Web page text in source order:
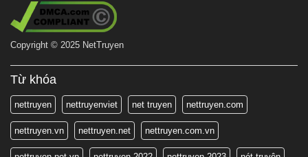
Copyright © 2025 NetTruyen
Từ khóa
nettruyen nettruyenviet net truyen nettruyen.com
nettruyen.vn nettruyen.net nettruyen.com.vn